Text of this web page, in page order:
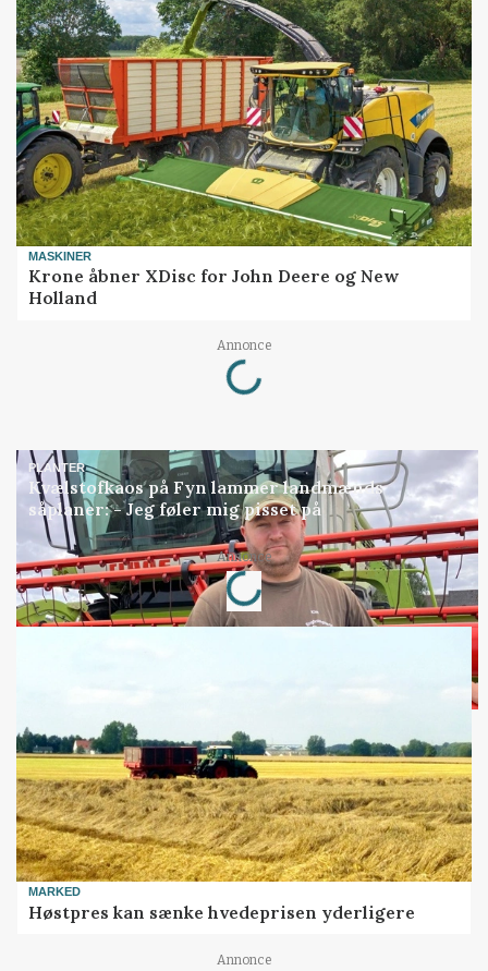
MASKINER
Krone åbner XDisc for John Deere og New
Holland
Annonce
Loading...
PLANTER
Kvælstofkaos på Fyn lammer landmænds
såplaner: - Jeg føler mig pisset på
Annonce
Loading...
MARKED
Høstpres kan sænke hvedeprisen yderligere
Annonce